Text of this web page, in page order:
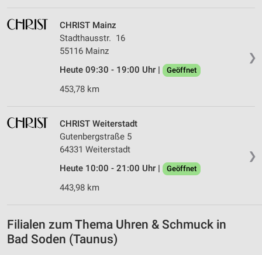
❯
CHRIST Mainz
Stadthausstr. 16
55116 Mainz
Heute 09:30 - 19:00 Uhr |
Geöffnet
453,78 km
❯
CHRIST Weiterstadt
Gutenbergstraße 5
64331 Weiterstadt
Heute 10:00 - 21:00 Uhr |
Geöffnet
443,98 km
Filialen zum Thema Uhren & Schmuck in
Bad Soden (Taunus)